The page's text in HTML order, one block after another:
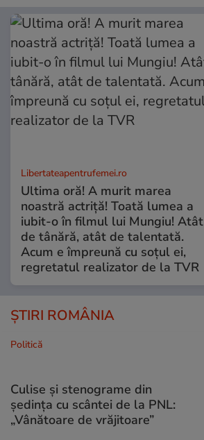
Libertateapentrufemei.ro
Ultima oră! A murit marea
noastră actriță! Toată lumea a
iubit-o în filmul lui Mungiu! Atât
de tânără, atât de talentată.
Acum e împreună cu soțul ei,
regretatul realizator de la TVR
ȘTIRI ROMÂNIA
Politică
Culise și stenograme din
ședința cu scântei de la PNL:
„Vânătoare de vrăjitoare”